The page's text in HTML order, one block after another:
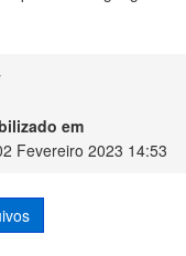
em
Fevereiro 2023 14:53